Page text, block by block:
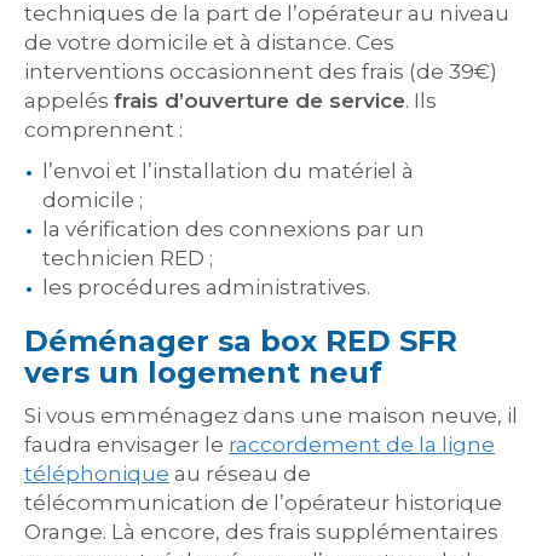
techniques de la part de l’opérateur au niveau
de votre domicile et à distance. Ces
interventions occasionnent des frais (de 39€)
appelés frais d’ouverture de service. Ils
comprennent :
l’envoi et l’installation du matériel à
domicile ;
la vérification des connexions par un
technicien RED ;
les procédures administratives.
Déménager sa box RED SFR
vers un logement neuf
Si vous emménagez dans une maison neuve, il
faudra envisager le raccordement de la ligne
téléphonique au réseau de
télécommunication de l’opérateur historique
Orange. Là encore, des frais supplémentaires